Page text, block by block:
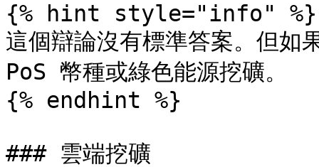
{% hint style="info" %}
這個辯論沒有標準答案。但如
PoS 幣種或綠色能源挖礦。
{% endhint %}
### 雲端挖礦